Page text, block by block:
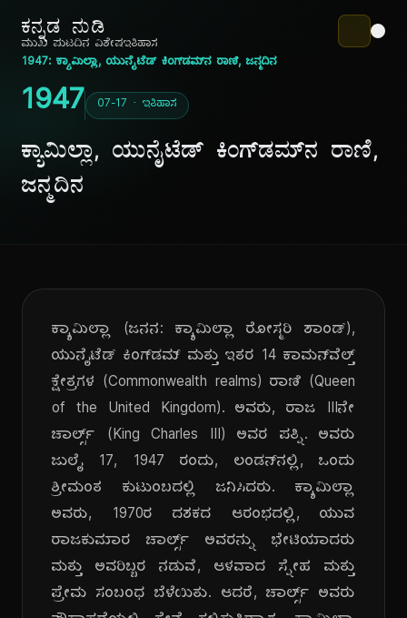
ಕನ್ನಡ ನುಡಿ
ಮುಖ ಪುಟದಿನ ವಿಶೇಷಇತಿಹಾಸ
1947: ಕ್ಯಾಮಿಲ್ಲಾ, ಯುನೈಟೆಡ್ ಕಿಂಗ್‌ಡಮ್‌ನ ರಾಣಿ, ಜನ್ಮದಿನ
1947 07-17 · ಇತಿಹಾಸ
ಕ್ಯಾಮಿಲ್ಲಾ, ಯುನೈಟೆಡ್ ಕಿಂಗ್‌ಡಮ್‌ನ ರಾಣಿ,
ಜನ್ಮದಿನ
ಕ್ಯಾಮಿಲ್ಲಾ (ಜನನ: ಕ್ಯಾಮಿಲ್ಲಾ ರೋಸ್ಮರಿ ಶಾಂಡ್),
ಯುನೈಟೆಡ್ ಕಿಂಗ್‌ಡಮ್ ಮತ್ತು ಇತರ 14 ಕಾಮನ್‌ವೆಲ್ತ್
ಕ್ಷೇತ್ರಗಳ (Commonwealth realms) ರಾಣಿ (Queen
of the United Kingdom). ಅವರು, ರಾಜ IIIನೇ
ಚಾರ್ಲ್ಸ್ (King Charles III) ಅವರ ಪತ್ನಿ. ಅವರು
ಜುಲೈ 17, 1947 ರಂದು, ಲಂಡನ್‌ನಲ್ಲಿ, ಒಂದು
ಶ್ರೀಮಂತ ಕುಟುಂಬದಲ್ಲಿ ಜನಿಸಿದರು. ಕ್ಯಾಮಿಲ್ಲಾ
ಅವರು, 1970ರ ದಶಕದ ಆರಂಭದಲ್ಲಿ, ಯುವ
ರಾಜಕುಮಾರ ಚಾರ್ಲ್ಸ್ ಅವರನ್ನು ಭೇಟಿಯಾದರು
ಮತ್ತು ಅವರಿಬ್ಬರ ನಡುವೆ, ಆಳವಾದ ಸ್ನೇಹ ಮತ್ತು
ಪ್ರೇಮ ಸಂಬಂಧ ಬೆಳೆಯಿತು. ಆದರೆ, ಚಾರ್ಲ್ಸ್ ಅವರು